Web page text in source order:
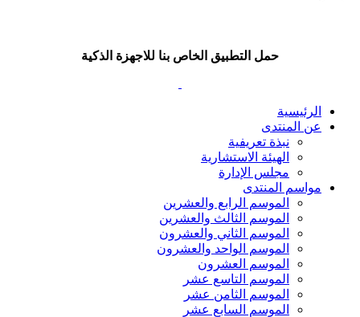
حمل التطبيق الخاص بنا للاجهزة الذكية
الرئيسية
عن المنتدى
نبذة تعريفية
الهيئة الاستشارية
مجلس الإدارة
مواسم المنتدى
الموسم الرابع والعشرين
الموسم الثالث والعشرين
الموسم الثاني والعشرون
الموسم الواحد والعشرون
الموسم العشرون
الموسم التاسع عشر
الموسم الثامن عشر
الموسم السابع عشر